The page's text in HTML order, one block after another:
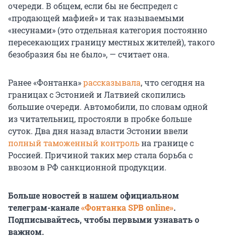
очереди. В общем, если бы не беспредел с
«продающей мафией» и так называемыми
«несунами» (это отдельная категория постоянно
пересекающих границу местных жителей), такого
безобразия бы не было», — считает она.
Ранее «Фонтанка»рассказывала, что сегодня на
границах с Эстонией и Латвией скопились
большие очереди. Автомобили, по словам одной
из читательниц, простояли в пробке больше
суток. Два дня назад власти Эстонии ввели
полный таможенный контрольна границе с
Россией. Причиной таких мер стала борьба с
ввозом в РФ санкционной продукции.
Больше новостей в нашем официальном
телеграм-канале«Фонтанка SPB online».
Подписывайтесь, чтобы первыми узнавать о
важном.